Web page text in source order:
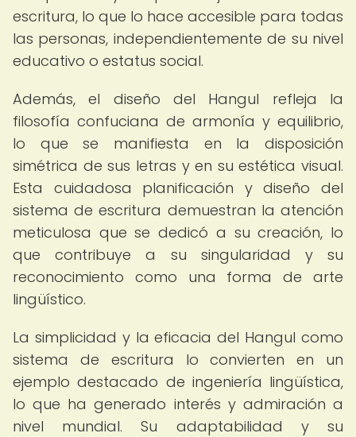
escritura, lo que lo hace accesible para todas
las personas, independientemente de su nivel
educativo o estatus social.
Además, el diseño del Hangul refleja la
filosofía confuciana de armonía y equilibrio,
lo que se manifiesta en la disposición
simétrica de sus letras y en su estética visual.
Esta cuidadosa planificación y diseño del
sistema de escritura demuestran la atención
meticulosa que se dedicó a su creación, lo
que contribuye a su singularidad y su
reconocimiento como una forma de arte
lingüístico.
La simplicidad y la eficacia del Hangul como
sistema de escritura lo convierten en un
ejemplo destacado de ingeniería lingüística,
lo que ha generado interés y admiración a
nivel mundial. Su adaptabilidad y su